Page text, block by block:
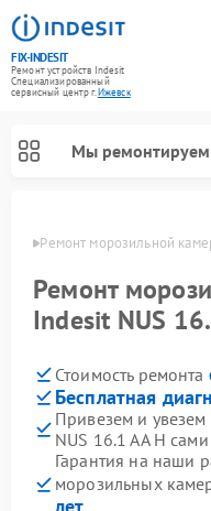
FIX-INDESIT
Ремонт устройств Indesit
Специализированный
cервисный центр г.Ижевск
Мы ремонтируем
Ремонт морозильной
Ремонт
Indesit NUS
Стоимость ремонта
Бесплатная
Привезем и
NUS 16.1 AA H сами
Гарантия на наши
морозильных